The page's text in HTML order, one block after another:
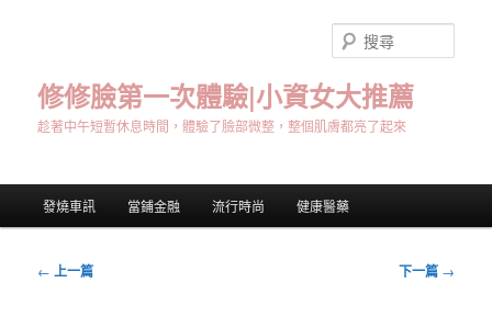
修修臉第一次體驗|小資女大推薦
趁著中午短暫休息時間，體驗了臉部微整，整個肌膚都亮了起來
尋
發燒車訊 當鋪金融 流行時尚 健康醫藥
文
← 上一篇 下一篇 →